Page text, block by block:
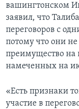
вашингтонском
заявил, что
переговоров с
потому что они
преимущество на
намеченных на
«Есть признаки
участие в